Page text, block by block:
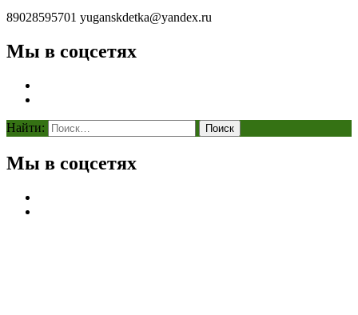
89028595701 yuganskdetka@yandex.ru
Мы в соцсетях
Найти:
Мы в соцсетях